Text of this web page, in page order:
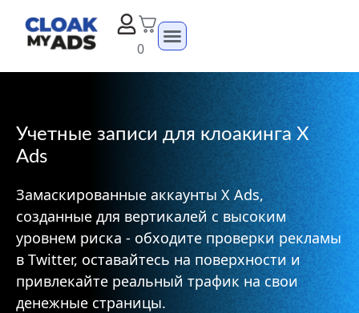
0
Учетные записи для клоакинга X
Ads
Замаскированные аккаунты X Ads,
созданные для вертикалей с высоким
уровнем риска - обходите проверки рекламы
в Twitter, оставайтесь на поверхности и
привлекайте реальный трафик на свои
денежные страницы.